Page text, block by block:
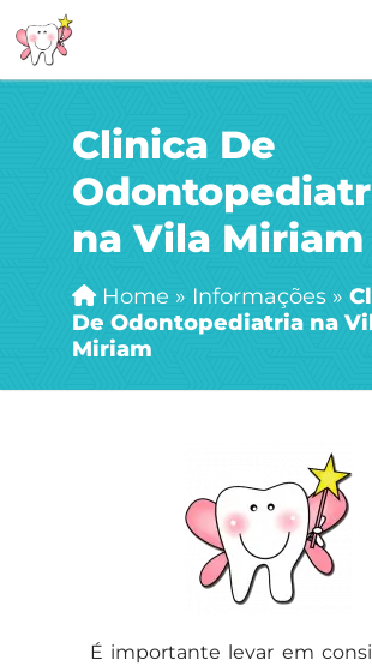
Clinica De
na Vila Miriam
Home » Informações »
De Odontopediatria na
Miriam
É importante levar em